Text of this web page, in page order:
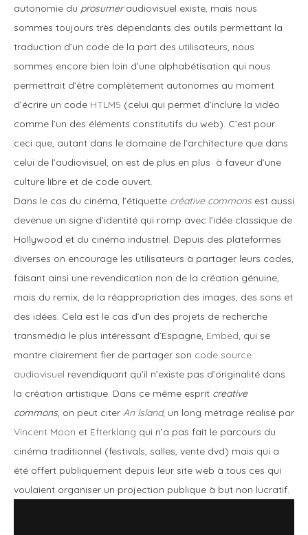
autonomie du prosumeraudiovisuel existe, mais nous
sommes toujours très dépendants des outils permettant la
traduction d’un code de la part des utilisateurs, nous
sommes encore bien loin d’une alphabétisation qui nous
permettrait d’être complètement autonomes au moment
d’écrire un code HTLM5 (celui qui permet d’inclure la vidéo
comme l’un des éléments constitutifs du web). C’est pour
ceci que, autant dans le domaine de l’architecture que dans
celui de l’audiovisuel, on est de plus en plus à faveur d’une
culture libre et de code ouvert.
Dans le cas du cinéma, l’étiquette créative commons est aussi
devenue un signe d’identité qui romp avec l’idée classique de
Hollywood et du cinéma industriel. Depuis des plateformes
diverses on encourage les utilisateurs à partager leurs codes,
faisant ainsi une revendication non de la création génuine,
mais du remix, de la réappropriation des images, des sons et
des idées. Cela est le cas d’un des projets de recherche
transmédia le plus intéressant d’Espagne, Embed, qui se
montre clairement fier de partager son code source
audiovisuel revendiquant qu’il n’existe pas d’originalité dans
la création artistique. Dans ce même esprit creative
commons, on peut citer An Island, un long métrage réalisé par
Vincent Moon et Efterklang qui n’a pas fait le parcours du
cinéma traditionnel (festivals, salles, vente dvd) mais qui a
été offert publiquement depuis leur site web à tous ces qui
voulaient organiser un projection publique à but non lucratif.